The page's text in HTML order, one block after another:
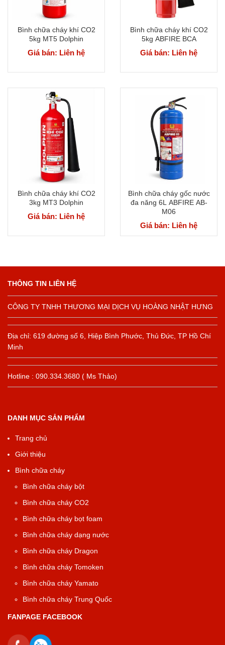
Bình chữa cháy khí CO2
5kg MT5 Dolphin
Giá bán: Liên hệ
Bình chữa cháy khí CO2
5kg ABFIRE BCA
Giá bán: Liên hệ
Bình chữa cháy khí CO2
3kg MT3 Dolphin
Giá bán: Liên hệ
Bình chữa cháy gốc nước
đa năng 6L ABFIRE AB-
M06
Giá bán: Liên hệ
THÔNG TIN LIÊN HỆ
CÔNG TY TNHH THƯƠNG MẠI DỊCH VỤ HOÀNG NHẬT HƯNG
Địa chỉ: 619 đường số 6, Hiệp Bình Phước, Thủ Đức, TP Hồ Chí
Minh
Hotline : 090.334.3680 ( Ms Thảo)
DANH MỤC SẢN PHẨM
Trang chủ
Giới thiệu
Bình chữa cháy
Bình chữa cháy bột
Bình chữa cháy CO2
Bình chữa cháy bọt foam
Bình chữa cháy dạng nước
Bình chữa cháy Dragon
Bình chữa cháy Tomoken
Bình chữa cháy Yamato
Bình chữa cháy Trung Quốc
FANPAGE FACEBOOK